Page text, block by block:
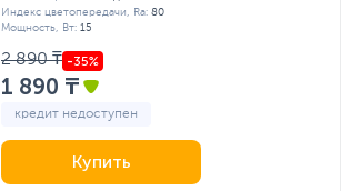
Индекс цветопередачи, Ra: 80
Мощность, Вт: 15
2 890 ₸
1 890 ₸
кредит недоступен
Купить